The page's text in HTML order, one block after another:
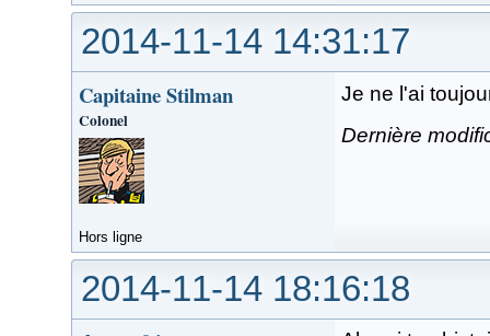
2014-11-14 14:31:17
Capitaine Stilman
Colonel
Je ne l'ai
Dernière
Hors ligne
2014-11-14 18:16:18